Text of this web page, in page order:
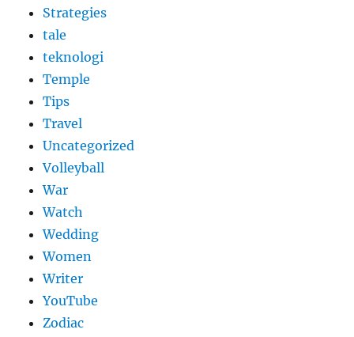
Strategies
tale
teknologi
Temple
Tips
Travel
Uncategorized
Volleyball
War
Watch
Wedding
Women
Writer
YouTube
Zodiac